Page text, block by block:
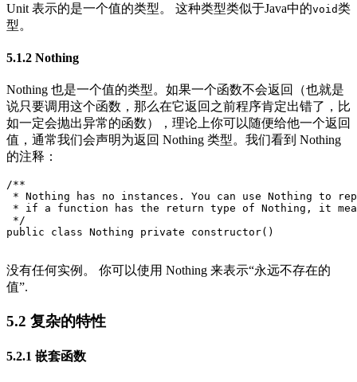
Unit 表示的是一个值的类型。 这种类型类似于Java中的void类
型。
5.1.2 Nothing
Nothing 也是一个值的类型。如果一个函数不会返回（也就是
说只要调用这个函数，那么在它返回之前程序肯定出错了，比
如一定会抛出异常的函数），理论上你可以随便给他一个返回
值，通常我们会声明为返回 Nothing 类型。我们看到 Nothing
的注释：
/**
* Nothing has no instances. You can use Nothing to
* if a function has the return type of Nothing, it
*/
public
class Nothing private constructor()
没有任何实例。 你可以使用 Nothing 来表示“永远不存在的
值”.
5.2 复杂的特性
5.2.1 嵌套函数